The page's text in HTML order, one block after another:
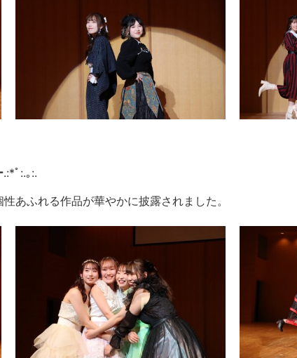
.:*ﾟ:.｡:.
あふれる作品が華やかに披露されました。